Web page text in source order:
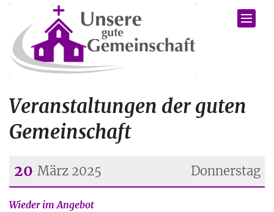
Zum Inhalt springen
Veranstaltungen der guten
Gemeinschaft
Donnerstag
20 März 2025
Datum: 20. März 2025
Wieder im Angebot: